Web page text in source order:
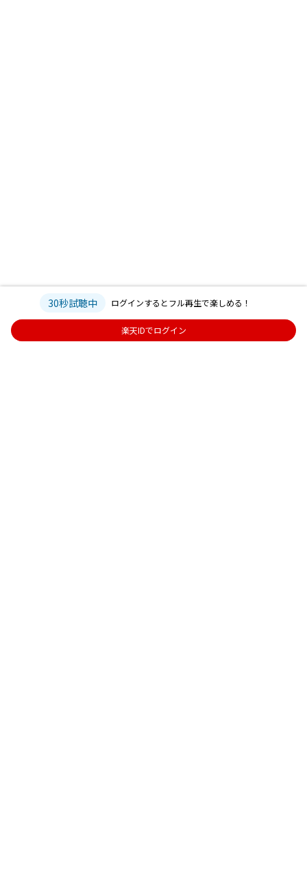
30秒試聴中 ログインするとフル再生で楽しめる！
楽天IDでログイン